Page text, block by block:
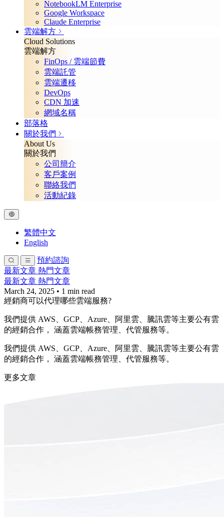
NotebookLM Enterprise
Google Workspace
Claude Enterprise
雲端解方
Cloud Solutions
雲端解方
FinOps / 雲端節費
雲端託管
雲端遷移
DevOps
CDN 加速
網域名稱
部落格
關於我們
About Us
關於我們
公司簡介
客戶案例
聯絡我們
活動紀錄
繁體中文
English
預約諮詢
最新文章 熱門文章
最新文章 熱門文章
March 24, 2025 • 1 min read
經銷商可以代理哪些雲端服務?
我們提供 AWS、GCP、Azure、阿里雲、騰訊雲等主要公有雲
的經銷合作， 涵蓋雲端帳務管理、代管服務等。
我們提供 AWS、GCP、Azure、阿里雲、騰訊雲等主要公有雲
的經銷合作， 涵蓋雲端帳務管理、代管服務等。
更多文章